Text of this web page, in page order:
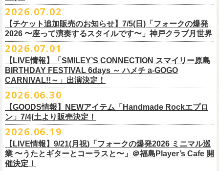
◎「SHELTER 35th Anniversary Finale ” ZeppがSHELTERになります ”
DAY2」
日時：2026年11月2日(月)
会場：Zepp DiverCity Tokyo
出演：サバシスター、フラワーカンパニーズ
チケット料金：オールスタンディング：¥3,935、２Ｆ指定：¥3,935 ※
ドリンク代別 ※未就学児入場不可
☆最速先行受付スタート！
https://eplus.jp/sf/detail/4579890001-P0030001P0030002?
P6=001&P1=0402&P59=1&block=true
その他詳細：イベントオフィシャルサイト
問い合わせ：HOTSTUFF 050-5211-6077(平日12:00-18:00)
す。
8/1(土)12:00よりチケット一般発売スタート！
お待ちしております！
◎「いしがきMUSIC FESTIVAL2026」
日程：026年9月19日(土)
会場：岩手県盛岡市盛岡城跡公園を中心に開催
チケット発売日：8月1日(土)12:00
その他詳細：OFFICIAL SITE：
#いしがき2026
#いしがきミュージックフェスティバル
◎「Handmade Rockふきん」
価格：￥1,200(税込）
カラー：レッド , ブルー
素材：綿 100％
サイズ：28 × 28 cm
生地：8重ガーゼふきん
ーーーーーーーーーーー
＊振替公演にご来場が難しい方へ以下払い戻しのご案内です。
＜払い戻し期間＞
7月13日 10:00～7月27日 23:59
※TSURUKAI先行、その他プレイガイドなどで4月19日福島公演のご購入
済チケットをお持ちの方はそのまま使用可能となります。
【チケットぴあにてご購入のお客様】
払戻方法は、チケットの受取方法や支払方法などにより異なります。
下記 URL よりどの払戻方法になるのか確認してください。
http://t.pia.jp/guide/refund.jsp
<お問合せ> チケットぴあ
2026.07.02
【チケット追加販売のお知らせ】7/5(日)「フォークの爆発
2026 〜座って演奏するスタイルです〜」神戸クラブ月世界
2026.07.01
【LIVE情報】「SMILEY’S CONNECTION スマイリー原島
BIRTHDAY FESTIVAL 6days ～ ハメチ a-GOGO
CARNIVAL!!～」出演決定！
2026年9月2日〜6日に開催される
「SMILEY’S CONNECTION スマイリー原島 BIRTHDAY FESTIVAL
6days ～ ハメチ a-GOGO CARNIVAL!!～」出演決定！
フラワーカンパニーズは
CLUB Queに出演致します。
2026.06.30
【GOODS情報】NEWアイテム「Handmade Rockエプロ
ン」7/4(土より販売決定！
7/4(土)「フォークの爆発2026 〜座って演奏するスタイルです〜」＠倉敷
新渓園敬倹堂より、グッズにNEWアイテムが登場！
新たな企画「Handmade Rock」シリーズ第一弾として、初アイテム、エ
プロンを販売いたします！
2026.06.19
【LIVE情報】9/21(月祝)「フォークの爆発2026 ミニマル巡
業 〜うたとギターとコーラスと〜」＠福島Player’s Cafe 開
催決定！